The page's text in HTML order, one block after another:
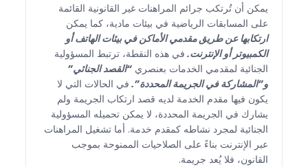
يمكن أن تُرتكب جرائم المراهنات غير القانونية القائمة
على المسابقات الرياضية في بيئات مادية، كما يمكن
ارتكابها عن طريق مقدمي الأماكن في بيئات الهاتف أو
الكمبيوتر أو الإنترنت. في هذه النقطة، ترتبط المسؤولية
الجنائية لمقدمي الخدمات بعنصري“القصد الجنائي”
و”المشاركة في الجريمة المحددة”. في الحالات التي لا
يكون فيها مقدم الخدمة لديه قصد ارتكاب الجريمة ولم
يشارك في الجريمة المحددة، لا يمكن تحميله المسؤولية
الجنائية لمجرد نشاطه كمقدم خدمة. أما تشغيل المراهنات
عبر الإنترنت بناءً على الصلاحيات الممنوحة بموجب
القانون، فلا يُعد جريمة.